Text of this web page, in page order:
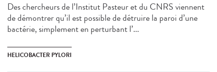
Des chercheurs de l’Institut Pasteur et du CNRS viennent
de démontrer qu’il est possible de détruire la paroi d’une
bactérie, simplement en perturbant l’...
HELICOBACTER PYLORI